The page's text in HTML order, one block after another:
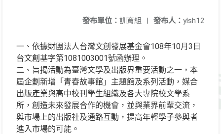
發布人： ylsh12
發布單位： 訓育組 |
一、依據財團法人台灣文創發展基金會108年10月3日
台文創基字第1081003001號函辦理。
二、旨揭活動為臺灣文學及出版界重要活動之一，本
屆企劃新增「青春故事館」主題館及系列活動，媒合
出版產業與高中校刊學生組織及各大專院校文學系
所，創造未來發展合作的機會，並與業界前輩交流，
與市場上的出版社及通路互動，提高年輕學子參與者
進入市場的可能。